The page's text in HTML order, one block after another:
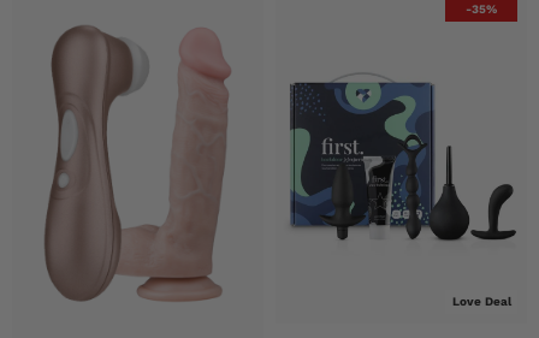
-35%
Love Deal